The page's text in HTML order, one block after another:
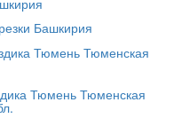
Башкирия
Тюмень Тюменская